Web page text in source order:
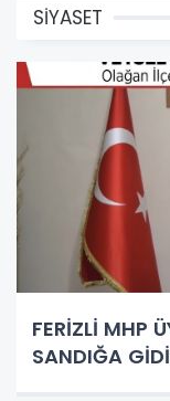
SİYASET
FERİZLİ MHP
SANDIĞA